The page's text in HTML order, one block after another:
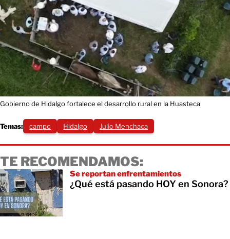
Gobierno de Hidalgo fortalece el desarrollo rural en la Huasteca
Temas: campo Hidalgo Julio Menchaca
TE RECOMENDAMOS:
Se reportan enfrentamientos
¿Qué está pasando HOY en Sonora?